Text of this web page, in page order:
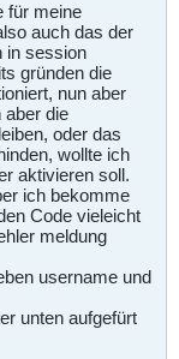
für meine
auch das der
in session
gründen die
nun aber
aber die
oder das
wollte ich
aktivieren soll.
ich bekomme
Code vieleicht
meldung
username und
unten aufgefürt